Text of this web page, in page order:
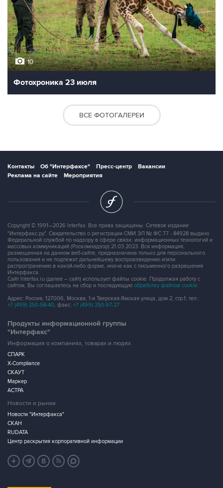
10
Фотохроника 23 июля
ВСЕ ФОТОГАЛЕРЕИ
Контакты Об "Интерфаксе" Пресс-центр
Вакансии
Реклама на сайте
Мероприятия
Copyright © 1991—2026 Interfax. Все права защищены. Сетевое издание
"Интерфакс.ру". Свидетельство о регистрации СМИ ЭЛ № ФС 77 - 84928 выдано
Федеральной службой по надзору в сфере связи, информационных технологий и
массовых коммуникаций (Роскомнадзор) 21.03.2023. Вся информация,
размещенная на данном веб-сайте, предназначена только для персонального
пользования и не подлежит дальнейшему воспроизведению и/или
распространению в какой-либо форме, иначе как с письменного разрешения
Интерфакса.
Сайт Interfax.ru (далее – сайт) использует файлы cookie. Продолжая работу с
сайтом, Вы соглашаетесь на сбор и последующую обработку файлов cookie.
Адрес: Россия, 127006, Москва, 1-я Тверская-Ямская улица, дом 2, стр.1, тел.:
+7 (499) 250-98-40, факс: +7 (499) 250-97-27
Продукты информационной группы
"Интерфакс"
Информация о компаниях, товарах и людях
СПАРК
X-Compliance
СКАУТ
Маркер
АСТРА
Новости и рынки
Новости "Интерфакса"
СКАН
RUDATA
Центр раскрытия корпоративной информации